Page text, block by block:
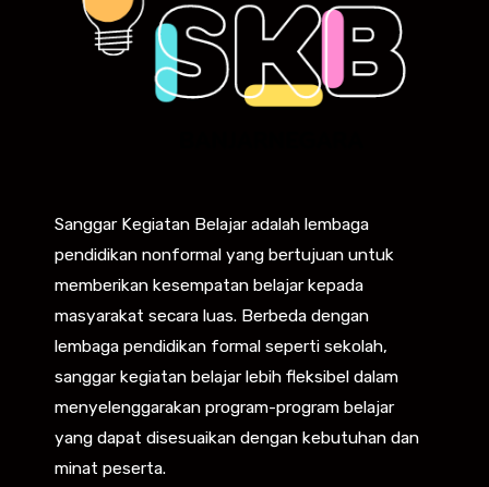
Sanggar Kegiatan Belajar adalah lembaga
pendidikan nonformal yang bertujuan untuk
memberikan kesempatan belajar kepada
masyarakat secara luas. Berbeda dengan
lembaga pendidikan formal seperti sekolah,
sanggar kegiatan belajar lebih fleksibel dalam
menyelenggarakan program-program belajar
yang dapat disesuaikan dengan kebutuhan dan
minat peserta.